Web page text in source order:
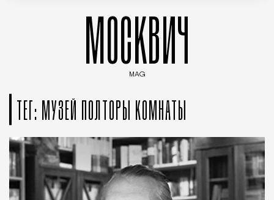
МОСКВИЧ
MAG
ТЕГ: МУЗЕЙ ПОЛТОРЫ КОМНАТЫ